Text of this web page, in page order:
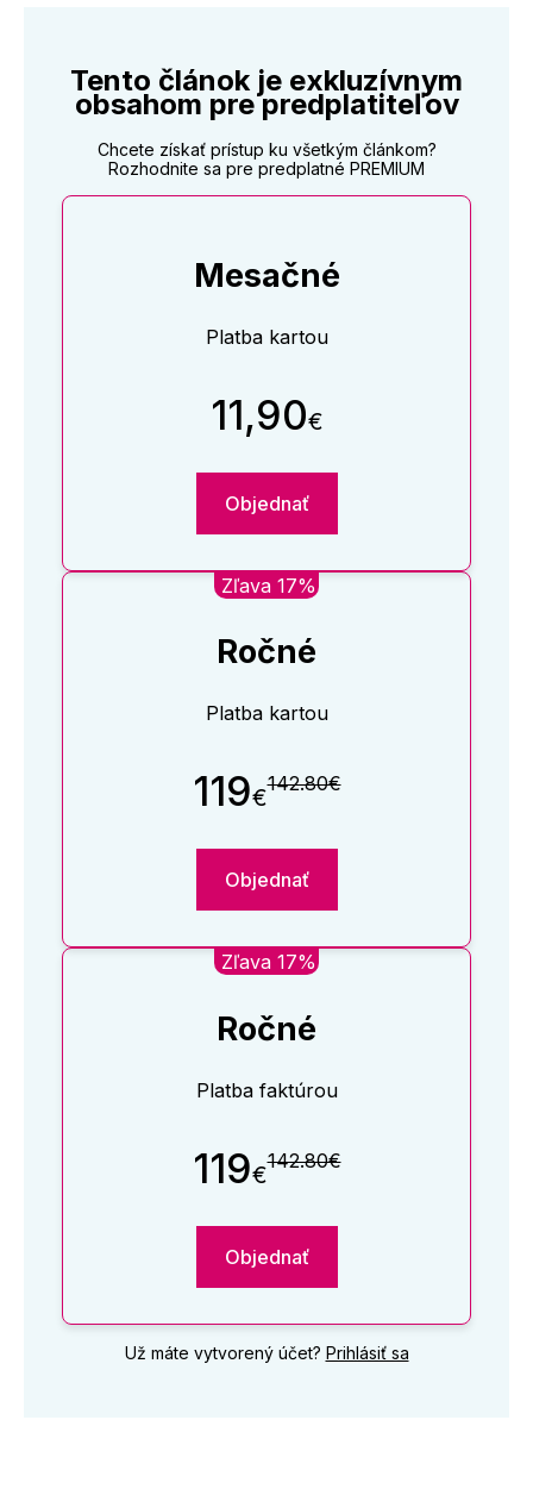
Tento článok je exkluzívnym
obsahom pre predplatiteľov
Chcete získať prístup ku všetkým článkom?
Rozhodnite sa pre predplatné PREMIUM
Mesačné
Platba kartou
11,90€
Objednať
Zľava 17%
Ročné
Platba kartou
119€142.80€
Objednať
Zľava 17%
Ročné
Platba faktúrou
119€142.80€
Objednať
Už máte vytvorený účet? Prihlásiť sa